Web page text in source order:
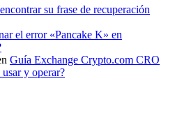
su frase de recuperación
el error «Pancake K» en
Guía Exchange Crypto.com CRO
y operar?